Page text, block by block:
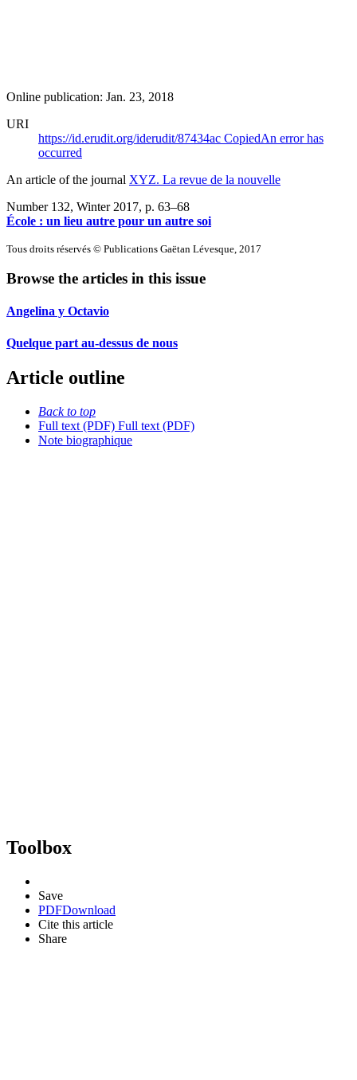
Online publication: Jan. 23, 2018
URI
https://id.erudit.org/iderudit/87434ac CopiedAn error has
occurred
An article of the journal XYZ. La revue de la nouvelle
Number 132, Winter 2017, p. 63–68
École : un lieu autre pour un autre soi
Tous droits réservés © Publications Gaëtan Lévesque, 2017
Browse the articles in this issue
Angelina y Octavio
Quelque part au-dessus de nous
Article outline
Back to top
Full text (PDF) Full text (PDF)
Note biographique
Toolbox
Save
PDFDownload
Cite this article
Share